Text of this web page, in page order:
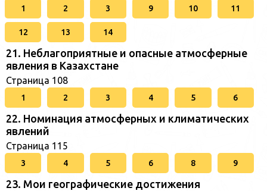
1 2 3 9 10 11
12 13 14
21. Неблагоприятные и опасные атмосферные
явления в Казахстане
Страница 108
1 2 3 4 5 6
22. Номинация атмосферных и климатических
явлений
Страница 115
3 4 5 6 8 9
23. Мои географические достижения